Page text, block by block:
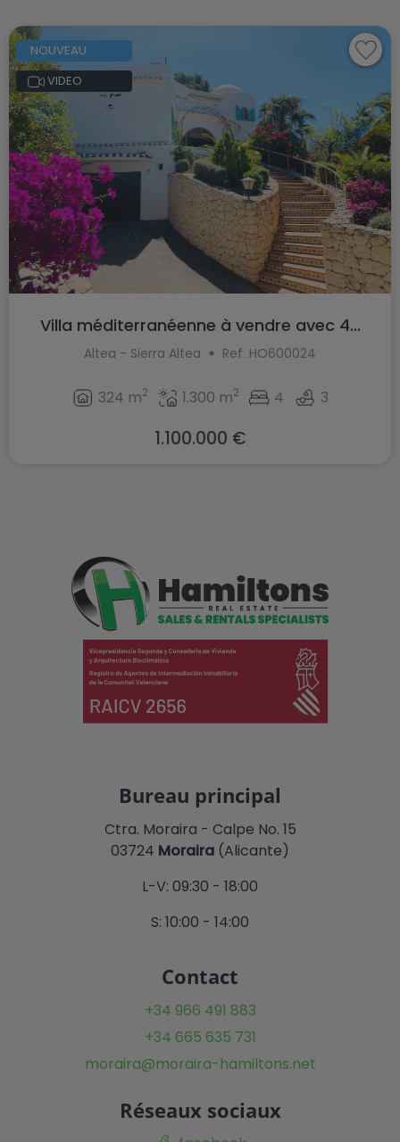
NOUVEAU
VIDEO
Villa méditerranéenne à vendre avec 4...
Altea - Sierra Altea Ref. HO600024
324 m2 1.300 m2 4 3
1.100.000 €
Bureau principal
Ctra. Moraira - Calpe No. 15
03724 Moraira (Alicante)
L-V: 09:30 - 18:00
S: 10:00 - 14:00
Contact
+34 966 491 883
+34 665 635 731
moraira@moraira-hamiltons.net
Réseaux sociaux